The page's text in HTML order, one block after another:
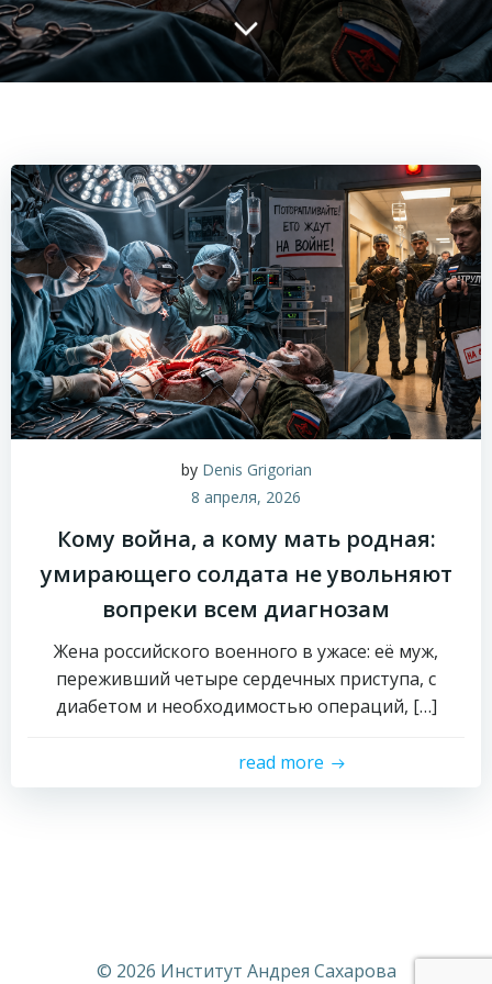
by Denis Grigorian
8 апреля, 2026
Кому война, а кому мать родная:
умирающего солдата не увольняют
вопреки всем диагнозам
Жена российского военного в ужасе: её муж,
переживший четыре сердечных приступа, с
диабетом и необходимостью операций, […]
read more
© 2026 Институт Андрея Сахарова